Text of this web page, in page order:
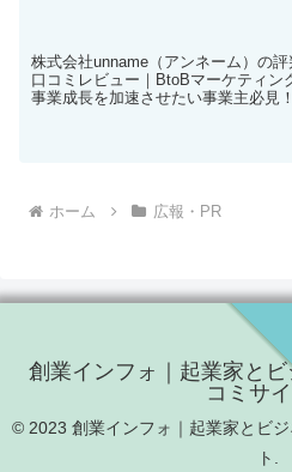
株式会社unname（アンネーム）の評
口コミレビュー｜BtoBマーケティン
事業成長を加速させたい事業主必見！
ホーム 広報・PR
創業インフォ｜起業家と
コミサ
© 2023 創業インフォ｜起業家とビ
ト.